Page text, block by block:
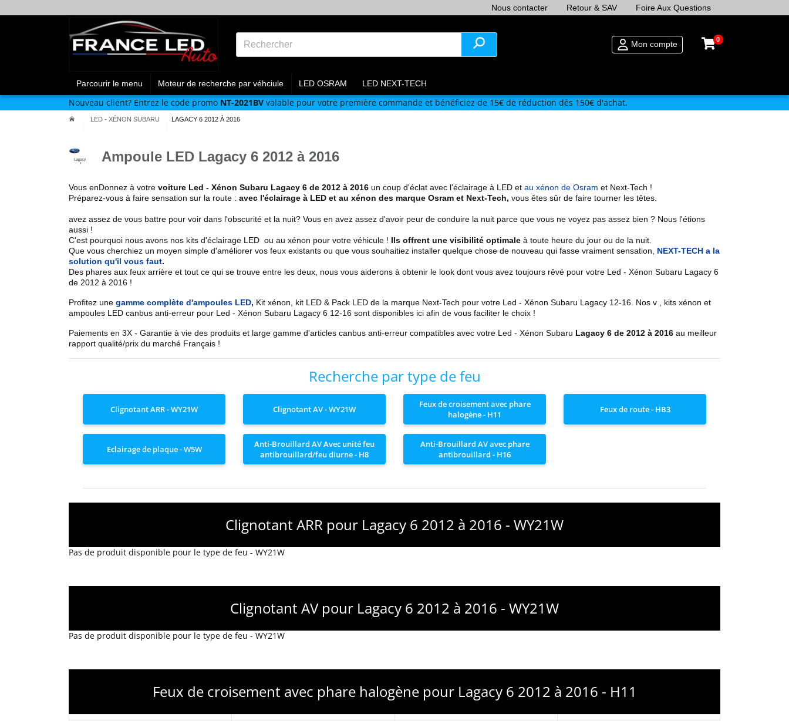
Nous contacter Retour & SAV Foire Aux Questions
Mon compte 0
Parcourir le menu Moteur de recherche par véhciule LED OSRAM LED NEXT-TECH
Nouveau client? Entrez le code promo NT-2021BV valable pour votre première commande et bénéficiez de 15€ de réduction dès 150€ d'achat.
LED - XÉNON SUBARU LAGACY 6 2012 À 2016
Ampoule LED Lagacy 6 2012 à 2016
Vous enDonnez à votre voiture Led - Xénon Subaru Lagacy 6 de 2012 à 2016 un coup d'éclat avec l'éclairage à LED et au xénon de Osram et Next-Tech !
Préparez-vous à faire sensation sur la route : avec l'éclairage à LED et au xénon des marque Osram et Next-Tech, vous êtes sûr de faire tourner les têtes.
avez assez de vous battre pour voir dans l'obscurité et la nuit? Vous en avez assez d'avoir peur de conduire la nuit parce que vous ne voyez pas assez bien ? Nous l'étions
aussi !
C'est pourquoi nous avons nos kits d'éclairage LED ou au xénon pour votre véhicule ! Ils offrent une visibilité optimale à toute heure du jour ou de la nuit.
Que vous cherchiez un moyen simple d'améliorer vos feux existants ou que vous souhaitiez installer quelque chose de nouveau qui fasse vraiment sensation,
NEXT-TECH a la
solution qu'il vous faut.
Des phares aux feux arrière et tout ce qui se trouve entre les deux, nous vous aiderons à obtenir le look dont vous avez toujours rêvé pour votre Led - Xénon Subaru Lagacy 6
de 2012 à 2016 !
Profitez une gamme complète d'ampoules LED, Kit xénon, kit LED & Pack LED de la marque Next-Tech pour votre Led - Xénon Subaru Lagacy 12-16 . Nos v
, kits xénon et
ampoules LED canbus anti-erreur pour Led - Xénon Subaru Lagacy 6 12-16 sont disponibles ici afin de vous faciliter le choix !
Paiements en 3X - Garantie à vie des produits et large gamme d'articles canbus anti-erreur compatibles avec votre Led - Xénon Subaru Lagacy 6 de 2012 à 2016 au meilleur
rapport qualité/prix du marché Français !
Recherche par type de feu
Clignotant ARR - WY21W Clignotant AV - WY21W
Feux de croisement avec phare
halogène - H11
Feux de route - HB3
Eclairage de plaque - W5W
Anti-Brouillard AV Avec unité feu
antibrouillard/feu diurne - H8
Anti-Brouillard AV avec phare
antibrouillard - H16
Clignotant ARR pour Lagacy 6 2012 à 2016 - WY21W
Pas de produit disponible pour le type de feu - WY21W
Clignotant AV pour Lagacy 6 2012 à 2016 - WY21W
Pas de produit disponible pour le type de feu - WY21W
Feux de croisement avec phare halogène pour Lagacy 6 2012 à 2016 - H11